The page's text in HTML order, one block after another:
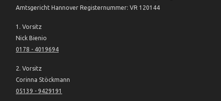
Amtsgericht Hannover Registernummer: VR 120144
1. Vorsitz
Nick Bienio
0178 - 4019694
2. Vorsitz
Corinna Stöckmann
05139 - 9429191